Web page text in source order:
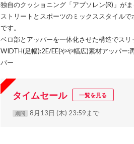
独自のクッショニング「アブソレン(R)」が
ストリートとスポーツのミックススタイル
です。
ベロ部とアッパーを一体化させた構造でスリ
WIDTH(足幅):2E/EE(やや幅広)素材アッパー:
バー
タイムセール 一覧を見る
期間 8月13日 (木) 23:59まで